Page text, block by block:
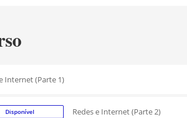
Internet (Parte 1)
Disponível Redes e Internet (Parte 2)